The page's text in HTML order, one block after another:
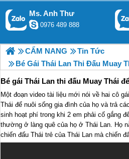
Ms. Anh Thư
0976 489 888
CẨM NANG
Tin Tức
Bé Gái Thái Lan Thi Đấu Muay
Bé gái Thái Lan thi đấu Muay Thái
Một đoạn video tài liệu mới nói về hai cô
Thái để nuôi sống gia đình của họ và trả
sinh hoạt phí trong khi 2 em phải cố gắng
thường ở làng quê của họ ở Thái Lan. Họ
chiến đấu Thái trẻ của Thái Lan mà chiến